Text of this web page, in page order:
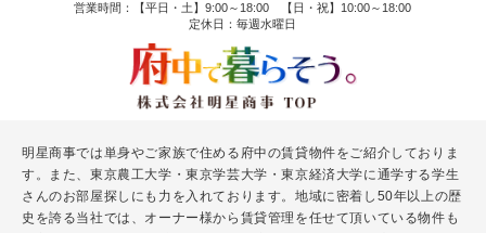
営業時間：【平日・土】9:00～18:00 【日・祝】10:00～18:00
定休日：毎週水曜日
明星商事では単身やご家族で住める府中の賃貸物件をご紹介しておりま
す。また、東京農工大学・東京学芸大学・東京経済大学に通学する学生
さんのお部屋探しにも力を入れております。地域に密着し50年以上の歴
史を誇る当社では、オーナー様から賃貸管理を任せて頂いている物件も